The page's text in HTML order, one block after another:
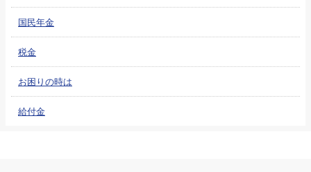
国民年金
税金
お困りの時は
給付金